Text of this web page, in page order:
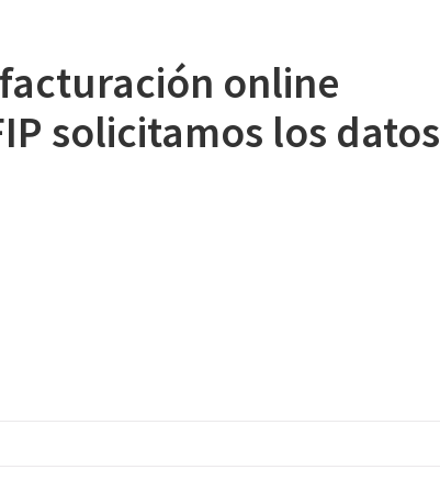
online
solicitamos los datos